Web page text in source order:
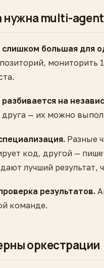
нужна multi-
большая для
мониторить
на
друга — их можно
Разные
код, другой —
лучший результат,
результатов.
команде.
оркестрации